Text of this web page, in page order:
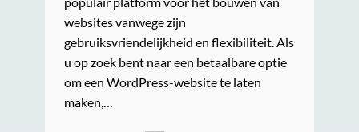
websites vanwege zijn
gebruiksvriendelijkheid en flexibiliteit. Als
u op zoek bent naar een betaalbare optie
om een WordPress-website te laten
maken,…